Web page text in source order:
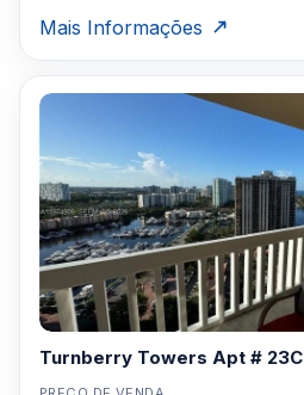
Mais Informações
Turnberry Towers Apt # 23C